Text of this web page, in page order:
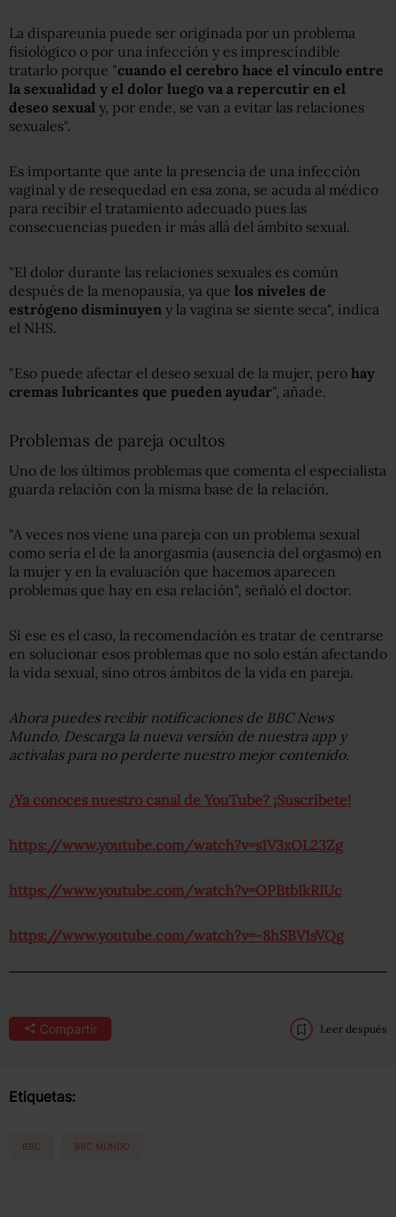
La dispareunia puede ser originada por un problema
fisiológico o por una infección y es imprescindible
tratarlo porque "cuando el cerebro hace el vínculo entre
la sexualidad y el dolor luego va a repercutir en el
deseo sexual y, por ende, se van a evitar las relaciones
sexuales".
Es importante que ante la presencia de una infección
vaginal y de resequedad en esa zona, se acuda al médico
para recibir el tratamiento adecuado pues las
consecuencias pueden ir más allá del ámbito sexual.
"El dolor durante las relaciones sexuales es común
después de la menopausia, ya que los niveles de
estrógeno disminuyen y la vagina se siente seca", indica
el NHS.
"Eso puede afectar el deseo sexual de la mujer, pero hay
cremas lubricantes que pueden ayudar", añade.
Problemas de pareja ocultos
Uno de los últimos problemas que comenta el especialista
guarda relación con la misma base de la relación.
"A veces nos viene una pareja con un problema sexual
como sería el de la anorgasmia (ausencia del orgasmo) en
la mujer y en la evaluación que hacemos aparecen
problemas que hay en esa relación", señaló el doctor.
Si ese es el caso, la recomendación es tratar de centrarse
en solucionar esos problemas que no solo están afectando
la vida sexual, sino otros ámbitos de la vida en pareja.
Ahora puedes recibir notificaciones de BBC News
Mundo. Descarga la nueva versión de nuestra app y
actívalas para no perderte nuestro mejor contenido.
¿Ya conoces nuestro canal de YouTube? ¡Suscríbete!
https://www.youtube.com/watch?v=s1V3xOL23Zg
https://www.youtube.com/watch?v=OPBtbIkRIUc
https://www.youtube.com/watch?v=-8hSBV1sVQg
Compartir Leer después
Etiquetas:
BBC BBC MUNDO